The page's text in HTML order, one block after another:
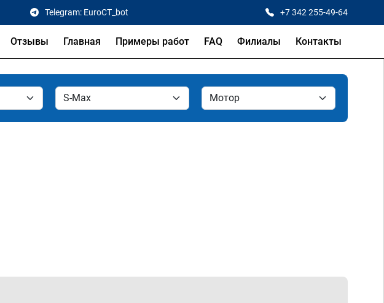
Telegram: EuroCT_bot +7 342 255-49-64
Отзывы Главная Примеры работ FAQ Филиалы Контакты